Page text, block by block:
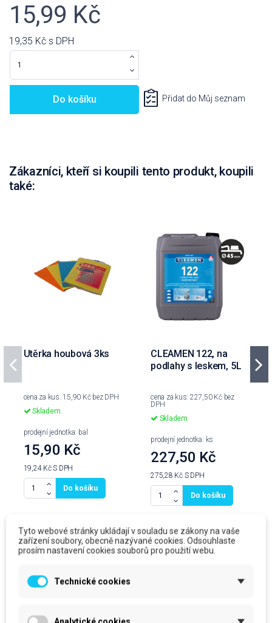
15,99 Kč
19,35 Kč s DPH
Do košíku Přidat do Můj seznam
Zákazníci, kteří si koupili tento produkt, koupili
také:
Utěrka houbová 3ks
cena za kus: 15,90 Kč bez DPH
Skladem
prodejní jednotka: bal
15,90 Kč
19,24 KčS DPH
Do košíku
CLEAMEN 122, na
podlahy s leskem, 5L
cena za kus: 227,50 Kč bez
DPH
Skladem
prodejní jednotka: ks
227,50 Kč
275,28 Kč S DPH
Do košíku
Tyto webové stránky ukládají v souladu se zákony na vaše
zařízení soubory, obecně nazývané cookies. Odsouhlaste
prosím nastavení cookies souborů pro použití webu.
Technické cookies